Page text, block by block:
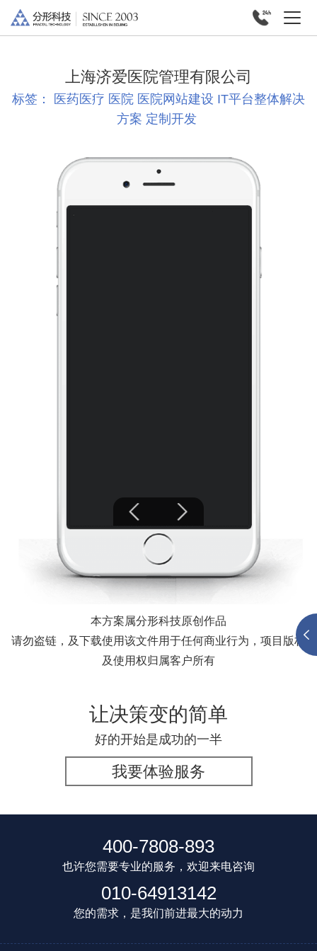
上海济爱医院管理有限公司
标签： 医药医疗 医院 医院网站建设 IT平台整体解决
方案 定制开发
本方案属分形科技原创作品
请勿盗链，及下载使用该文件用于任何商业行为，项目版权
及使用权归属客户所有
让决策变的简单
好的开始是成功的一半
我要体验服务
400-7808-893
也许您需要专业的服务，欢迎来电咨询
010-64913142
您的需求，是我们前进最大的动力